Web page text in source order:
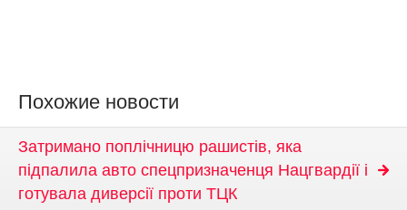
Похожие новости
Затримано поплічницю рашистів, яка
підпалила авто спецпризначенця Нацгвардії і
готувала диверсії проти ТЦК